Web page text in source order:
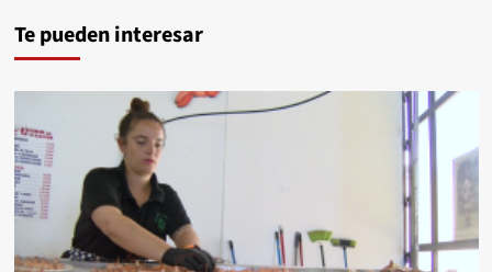
Te pueden interesar